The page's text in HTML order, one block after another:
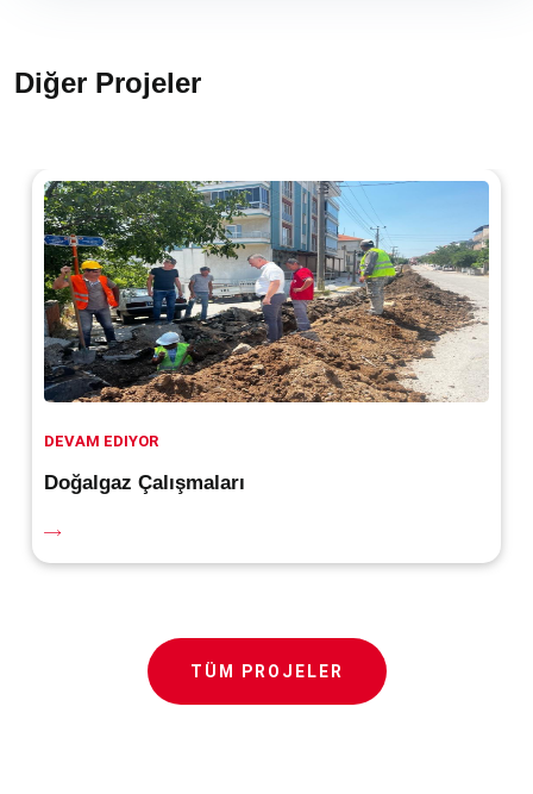
Diğer Projeler
DEVAM EDIYOR
Doğalgaz Çalışmaları
TÜM PROJELER